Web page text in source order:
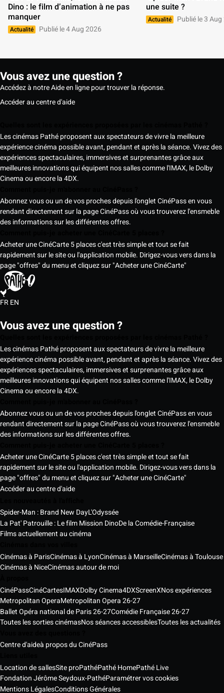
Dino : le film d’animation à ne pas
manquer
Actualité Publié le 4 Aug 2026
une suite ?
Actualité Publié le 3
Vous avez une question ?
Accédez à notre Aide en ligne pour trouver la réponse.
Accéder au centre d'aide
Les cinémas Pathé proposent aux spectateurs de vivre la meilleure
expérience cinéma possible avant, pendant et après la séance. Vivez des
expériences spectaculaires, immersives et surprenantes grâce aux
meilleures innovations qui équipent nos salles comme l'IMAX, le Dolby
Cinema ou encore la 4DX.
Abonnez vous ou un de vos proches depuis l'onglet CinéPass en vous
rendant directement sur la page CinéPass où vous trouverez l'ensmeble
des informations sur les différentes offres.
Acheter une CinéCarte 5 places c'est très simple et tout se fait
rapidement sur le site ou l'application mobile. Dirigez-vous vers dans la
page "offres" du menu et cliquez sur "Acheter une CinéCarte"
FREN
Vous avez une question ?
Les cinémas Pathé proposent aux spectateurs de vivre la meilleure
expérience cinéma possible avant, pendant et après la séance. Vivez des
expériences spectaculaires, immersives et surprenantes grâce aux
meilleures innovations qui équipent nos salles comme l'IMAX, le Dolby
Cinema ou encore la 4DX.
Abonnez vous ou un de vos proches depuis l'onglet CinéPass en vous
rendant directement sur la page CinéPass où vous trouverez l'ensmeble
des informations sur les différentes offres.
Acheter une CinéCarte 5 places c'est très simple et tout se fait
rapidement sur le site ou l'application mobile. Dirigez-vous vers dans la
page "offres" du menu et cliquez sur "Acheter une CinéCarte"
Accéder au centre d'aide
Spider-Man : Brand New DayL'Odyssée
La Pat' Patrouille : Le film Mission DinoDe la Comédie-Française
Films actuellement au cinéma
Cinémas à ParisCinémas à LyonCinémas à MarseilleCinémas à Toulouse
Cinémas à NiceCinémas autour de moi
CinéPassCinéCartesIMAXDolby Cinema4DXScreenXNos expériences
Metropolitan OperaMetropolitan Opera 26-27
Ballet Opéra national de Paris 26-27Comédie Française 26-27
Toutes les sorties cinémasNos séances accessiblesToutes les actualités
Centre d'aideà propos du CinéPass
Location de sallesSite proPathéPathé HomePathé Live
Fondation Jérôme Seydoux-PathéParamétrer vos cookies
Mentions LégalesConditions Générales